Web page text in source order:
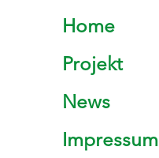
Home
Projekt
News
Impressum